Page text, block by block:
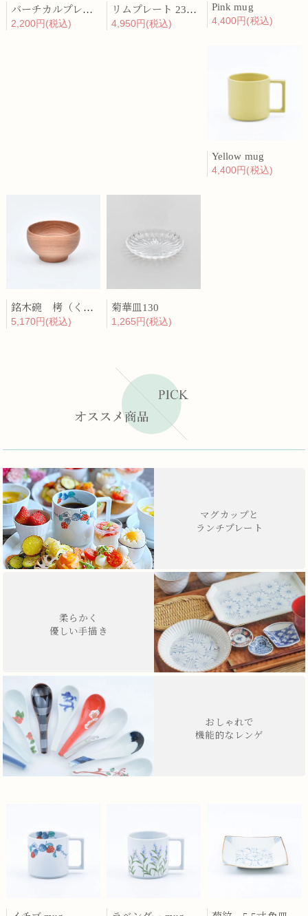
バーチカルプレート 15cm 化粧土
2,200円(税込)
リムプレート 23cm 呉須散
4,950円(税込)
Pink mug
4,400円(税込)
Yellow mug
4,400円(税込)
銘木碗 栲（くるみ）
5,170円(税込)
菊華皿130
1,265円(税込)
マグカップと
ランチプレート
柔らかく
優しい手描き
おしゃれで
機能的なレンゲ